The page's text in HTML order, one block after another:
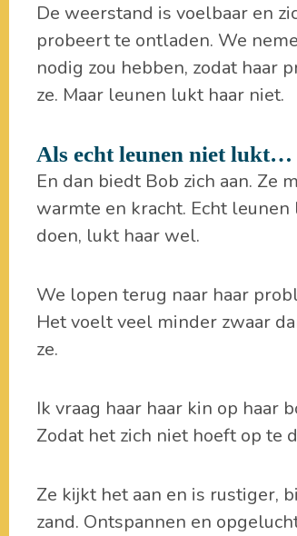
De weerstand is voelbaar en
probeert te ontladen. We
nodig zou hebben, zodat haar
ze. Maar leunen lukt haar niet.
Als echt leunen niet lukt…
En dan biedt Bob zich aan. Ze
warmte en kracht. Echt
doen, lukt haar wel.
We lopen terug naar haar
Het voelt veel minder zwaar
ze.
Ik vraag haar haar kin op haar
Zodat het zich niet hoeft op te
Ze kijkt het aan en is rustiger,
zand. Ontspannen en